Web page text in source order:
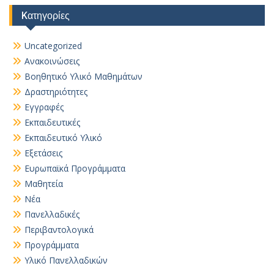
Kατηγορίες
Uncategorized
Ανακοινώσεις
Βοηθητικό Yλικό Mαθημάτων
Δραστηριότητες
Εγγραφές
Εκπαιδευτικές
Εκπαιδευτικό Υλικό
Εξετάσεις
Ευρωπαϊκά Προγράμματα
Μαθητεία
Νέα
Πανελλαδικές
Περιβαντολογικά
Προγράμματα
Υλικό Πανελλαδικών